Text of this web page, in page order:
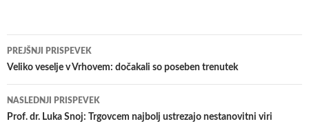
Krmarjenje
po
prispevkih
PREJŠNJI PRISPEVEK
Veliko veselje v Vrhovem: dočakali so poseben trenutek
NASLEDNJI PRISPEVEK
Prof. dr. Luka Snoj: Trgovcem najbolj ustrezajo nestanovitni viri